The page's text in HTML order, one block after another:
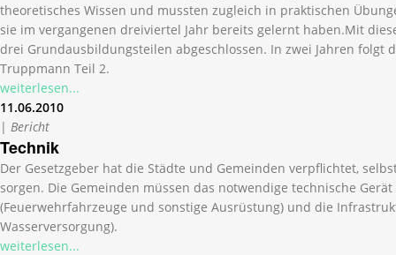
theoretisches Wissen und mussten zugleich in praktischen
sie im vergangenen dreiviertel Jahr bereits gelernt haben.Mit
drei Grundausbildungsteilen abgeschlossen. In zwei Jahren folgt
Truppmann Teil 2.
weiterlesen...
11.06.2010
| Bericht
Technik
Der Gesetzgeber hat die Städte und Gemeinden verpflichtet,
sorgen. Die Gemeinden müssen das notwendige technische
(Feuerwehrfahrzeuge und sonstige Ausrüstung) und die
Wasserversorgung).
weiterlesen...